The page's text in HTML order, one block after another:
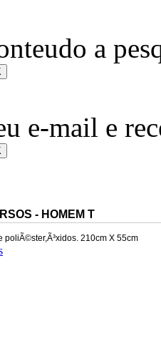
a
e-mail e
- HOMEM T
210cm X 55cm